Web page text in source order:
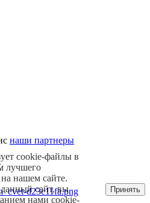
наши партнеры
cookie-файлы в
лучшего
на нашем сайте.
сайт, вы
нами cookie-
Принять